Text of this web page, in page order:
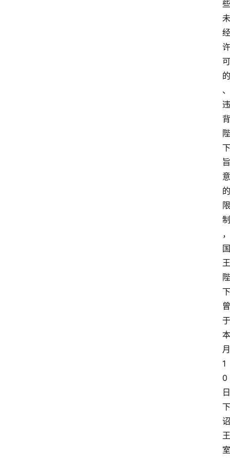
些
未
经
许
可
的
、
违
背
陛
下
旨
意
的
限
制
，
国
王
陛
下
曾
于
本
月
1
0
日
下
诏
王
室